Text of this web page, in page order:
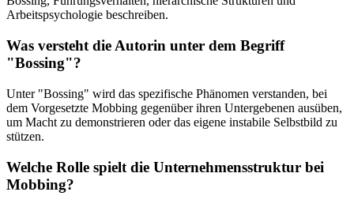
Arbeitspsychologie beschreiben.
Was versteht die Autorin unter dem Begriff
"Bossing"?
Unter "Bossing" wird das spezifische Phänomen verstanden, bei
dem Vorgesetzte Mobbing gegenüber ihren Untergebenen ausüben,
um Macht zu demonstrieren oder das eigene instabile Selbstbild zu
stützen.
Welche Rolle spielt die Unternehmensstruktur bei
Mobbing?